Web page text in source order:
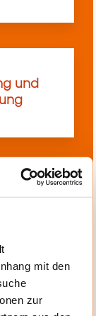
mit den
zur
und